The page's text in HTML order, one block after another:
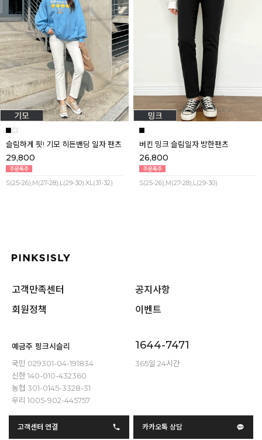
슬림하게 핏! 기모 히든밴딩 일자 팬츠
29,800
S(25-26),M(27-28),L(29-30).XL(31-32)
버킨 밍크 슬림일자 방한팬츠
26,800
S(25-26),M(27-28),L(29-30)
고객만족센터
공지사항
회원정책
이벤트
예금주 핑크시슬리
국민 029301-04-191834
신한 140-010-432360
농협 301-0145-3328-31
우리 1005-902-445757
1644-7471
365일 24시간
고객센터 연결 카카오톡 상담